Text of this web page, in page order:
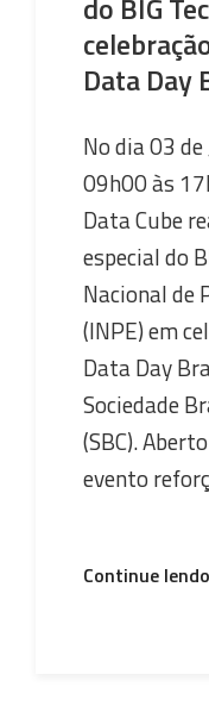
Data Day
No dia 03
09h00 às
Data Cube
especial do
Nacional de
(INPE) em
Data Day
Sociedade
(SBC).
evento
Continue lendo